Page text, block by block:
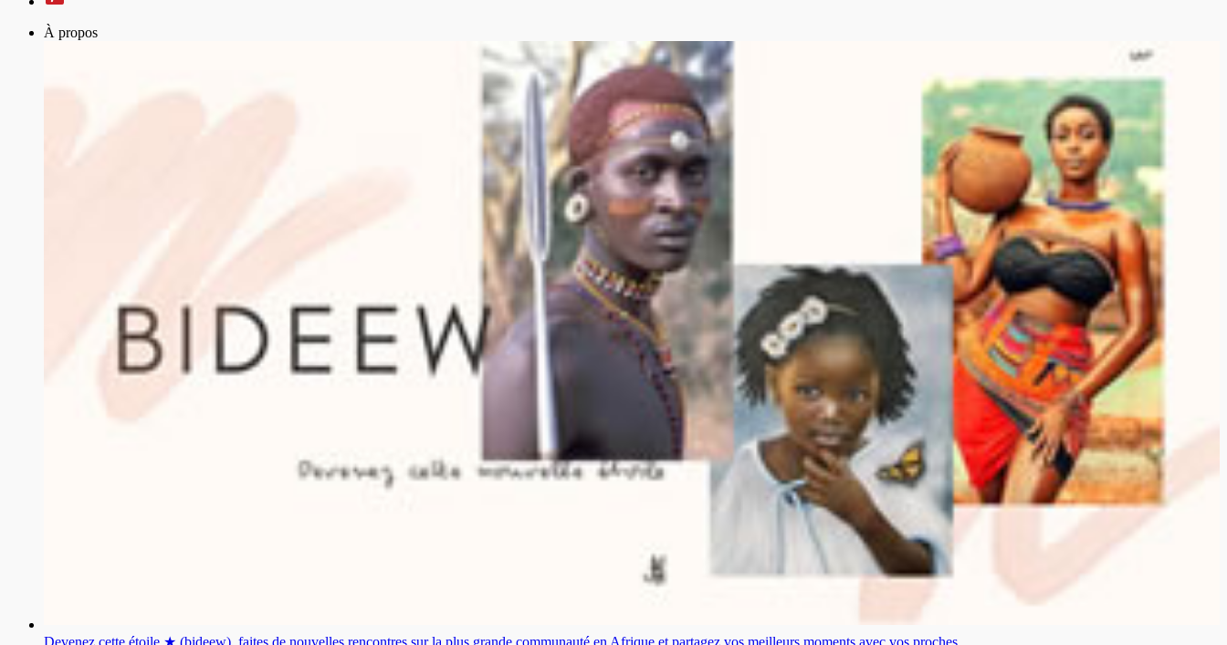
À propos
Devenez cette étoile ★ (bideew), faites de nouvelles rencontres sur la plus grande communauté en Afrique et partagez vos meilleurs moments avec vos proches